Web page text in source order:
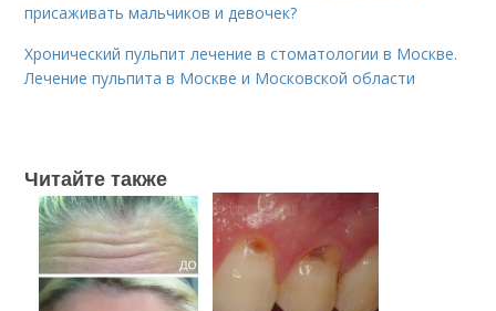
присаживать мальчиков и девочек?
Хронический пульпит лечение в стоматологии в Москве.
Лечение пульпита в Москве и Московской области
Читайте также